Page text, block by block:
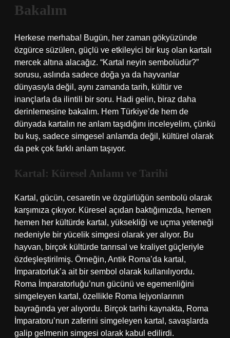
Bakalım
Herkese merhaba! Bugün, her zaman gökyüzünde
özgürce süzülen, güçlü ve etkileyici bir kuş olan kartalı
mercek altına alacağız. “Kartal neyin sembolüdür?”
sorusu, aslında sadece doğa ya da hayvanlar
dünyasıyla değil, aynı zamanda tarih, kültür ve
inançlarla da ilintili bir soru. Hadi gelin, biraz daha
derinlemesine bakalım. Hem Türkiye’de hem de
dünyada kartalın ne anlam taşıdığını inceleyelim, çünkü
bu kuş, sadece simgesel anlamda değil, kültürel olarak
da pek çok farklı anlam taşıyor.
Kartal: Küresel Anlamı ve Tarihi
Kartal, gücün, cesaretin ve özgürlüğün sembolü olarak
karşımıza çıkıyor. Küresel açıdan baktığımızda, hemen
hemen her kültürde kartal, yüksekliği ve uçma yeteneği
nedeniyle bir yücelik simgesi olarak yer alıyor. Bu
hayvan, birçok kültürde tanrısal ve kraliyet güçleriyle
özdeşleştirilmiş. Örneğin, Antik Roma’da kartal,
İmparatorluk’a ait bir sembol olarak kullanılıyordu.
Roma İmparatorluğu’nun gücünü ve egemenliğini
simgeleyen kartal, özellikle Roma lejyonlarının
bayrağında yer alıyordu. Birçok tarihi kaynakta, Roma
İmparatoru’nun zaferini simgeleyen kartal, savaşlarda
galip gelmenin simgesi olarak kabul edilirdi.